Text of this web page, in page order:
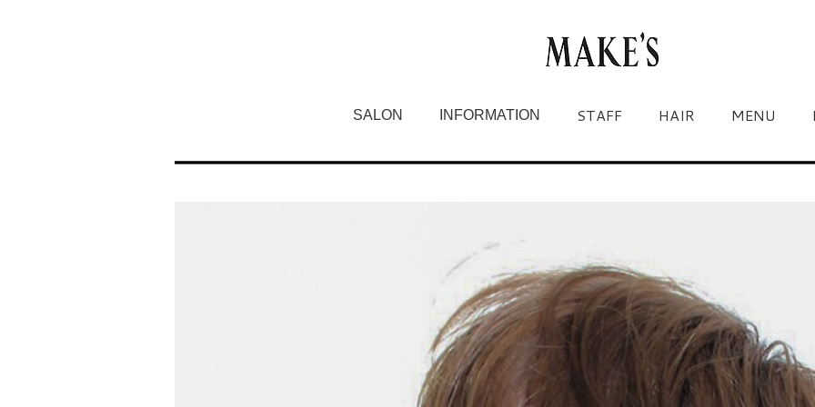
SALON INFORMATION STAFF HAIR MENU